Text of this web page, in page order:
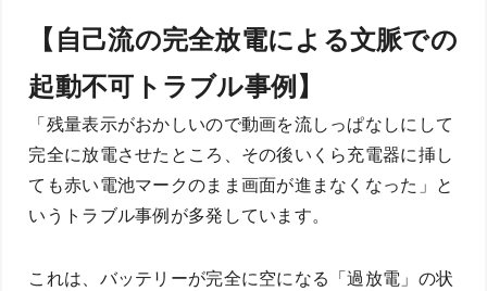
【自己流の完全放電による文脈での
起動不可トラブル事例】
「残量表示がおかしいので動画を流しっぱなしにして
完全に放電させたところ、その後いくら充電器に挿し
ても赤い電池マークのまま画面が進まなくなった」と
いうトラブル事例が多発しています。
これは、バッテリーが完全に空になる「過放電」の状